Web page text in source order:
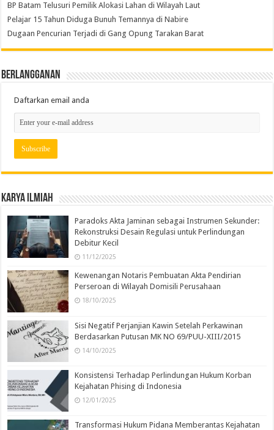
BP Batam Telusuri Pemilik Alokasi Lahan di Wilayah Laut
Pelajar 15 Tahun Diduga Bunuh Temannya di Nabire
Dugaan Pencurian Terjadi di Gang Opung Tarakan Barat
Berlangganan
Daftarkan email anda
Karya Ilmiah
Paradoks Akta Jaminan sebagai Instrumen Sekunder:
Rekonstruksi Desain Regulasi untuk Perlindungan
Debitur Kecil
11/12/2025
Kewenangan Notaris Pembuatan Akta Pendirian
Perseroan di Wilayah Domisili Perusahaan
18/10/2025
Sisi Negatif Perjanjian Kawin Setelah Perkawinan
Berdasarkan Putusan MK NO 69/PUU-XIII/2015
14/10/2025
Konsistensi Terhadap Perlindungan Hukum Korban
Kejahatan Phising di Indonesia
12/01/2025
Transformasi Hukum Pidana Memberantas Kejahatan